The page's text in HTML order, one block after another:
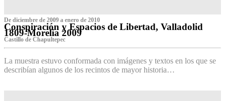
De diciembre de 2009 a enero de 2010
Conspiración y Espacios de Libertad, Valladolid
1809-Morelia 2009
Castillo de Chapultepec
La muestra estuvo conformada con imágenes y textos en los que se
describían algunos de los recintos de mayor historia…